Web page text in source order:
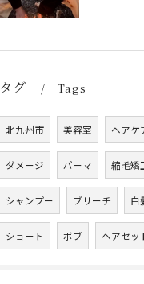
タグ Tags
北九州市 美容室 ヘアケ
ダメージ パーマ 縮毛矯
シャンプー ブリーチ 白
ショート ボブ ヘアセッ